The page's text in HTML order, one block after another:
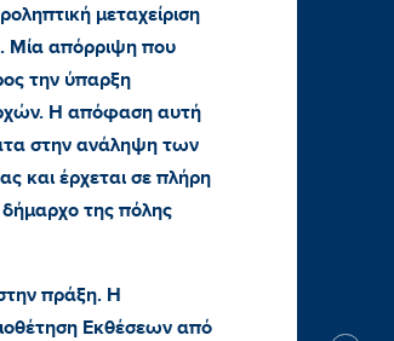
μεταχείριση
Μία απόρριψη που
την ύπαρξη
Η απόφαση αυτή
στην ανάληψη των
και έρχεται σε πλήρη
της πόλης
πράξη. Η
Εκθέσεων από